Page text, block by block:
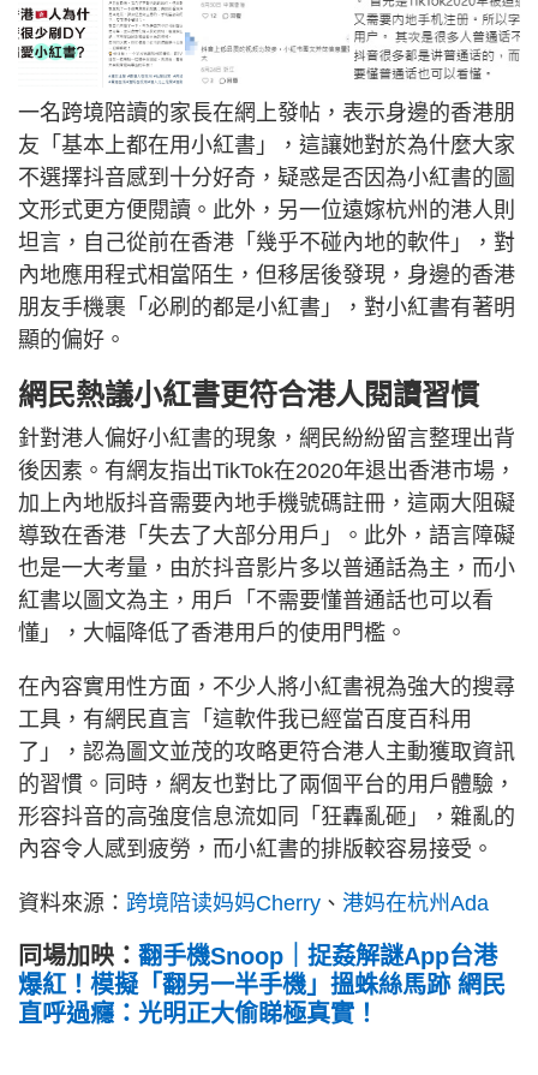
一名跨境陪讀的家長在網上發帖，表示身邊的香港朋
友「基本上都在用小紅書」，這讓她對於為什麼大家
不選擇抖音感到十分好奇，疑惑是否因為小紅書的圖
文形式更方便閱讀。此外，另一位遠嫁杭州的港人則
坦言，自己從前在香港「幾乎不碰內地的軟件」，對
內地應用程式相當陌生，但移居後發現，身邊的香港
朋友手機裹「必刷的都是小紅書」，對小紅書有著明
顯的偏好。
網民熱議小紅書更符合港人閱讀習慣
針對港人偏好小紅書的現象，網民紛紛留言整理出背
後因素。有網友指出TikTok在2020年退出香港市場，
加上內地版抖音需要內地手機號碼註冊，這兩大阻礙
導致在香港「失去了大部分用戶」。此外，語言障礙
也是一大考量，由於抖音影片多以普通話為主，而小
紅書以圖文為主，用戶「不需要懂普通話也可以看
懂」，大幅降低了香港用戶的使用門檻。
在內容實用性方面，不少人將小紅書視為強大的搜尋
工具，有網民直言「這軟件我已經當百度百科用
了」，認為圖文並茂的攻略更符合港人主動獲取資訊
的習慣。同時，網友也對比了兩個平台的用戶體驗，
形容抖音的高強度信息流如同「狂轟亂砸」，雜亂的
內容令人感到疲勞，而小紅書的排版較容易接受。
資料來源： 跨境陪读妈妈Cherry 、 港妈在杭州Ada
同場加映： 翻手機Snoop｜捉姦解謎App台港
爆紅！模擬「翻另一半手機」搵蛛絲馬跡 網民
直呼過癮：光明正大偷睇極真實！